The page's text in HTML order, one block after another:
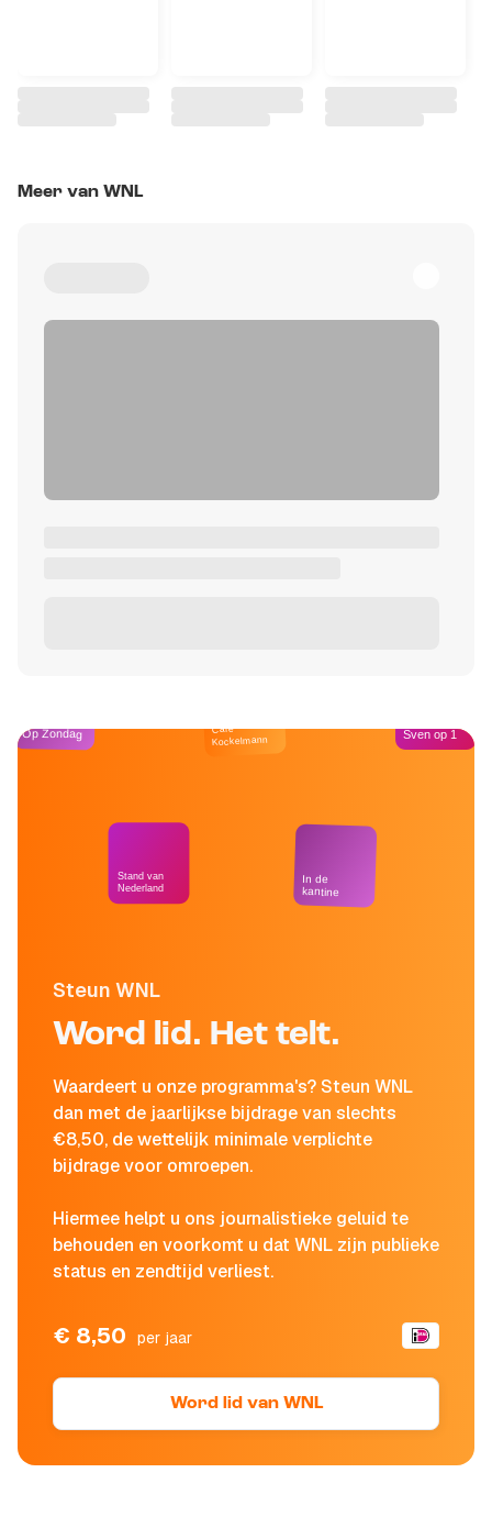
Meer van WNL
Steun WNL
Word lid. Het telt.
Waardeert u onze programma's? Steun WNL
dan met de jaarlijkse bijdrage van slechts
€8,50, de wettelijk minimale verplichte
bijdrage voor omroepen.
Hiermee helpt u ons journalistieke geluid te
behouden en voorkomt u dat WNL zijn publieke
status en zendtijd verliest.
€ 8,50 per jaar
Word lid van WNL
Op Zondag
Stand van
Nederland
Café
Kockelmann
In de
kantine
Sven op 1